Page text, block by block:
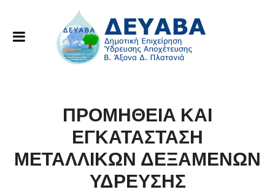
ΠΡΟΜΗΘΕΙΑ ΚΑΙ
ΕΓΚΑΤΑΣΤΑΣΗ
ΜΕΤΑΛΛΙΚΩΝ ΔΕΞΑΜΕΝΩΝ
ΥΔΡΕΥΣΗΣ